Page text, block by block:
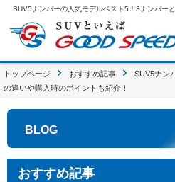
トップページ おすすめ記事
SUV5ナン
の違いや購入時のポイントも紹介！
BLOG
おすすめ記事